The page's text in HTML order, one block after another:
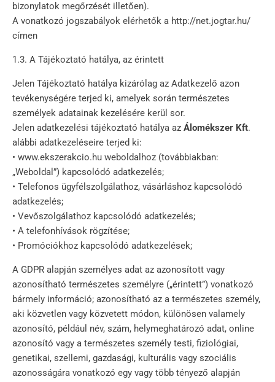
bizonylatok megőrzését illetően).
A vonatkozó jogszabályok elérhetők a http://net.jogtar.hu/
címen
1.3. A Tájékoztató hatálya, az érintett
Jelen Tájékoztató hatálya kizárólag az Adatkezelő azon
tevékenységére terjed ki, amelyek során természetes
személyek adatainak kezelésére kerül sor.
Jelen adatkezelési tájékoztató hatálya az Álomékszer Kft.
alábbi adatkezeléseire terjed ki:
• www.ekszerakcio.hu weboldalhoz (továbbiakban:
„Weboldal”) kapcsolódó adatkezelés;
• Telefonos ügyfélszolgálathoz, vásárláshoz kapcsolódó
adatkezelés;
• Vevőszolgálathoz kapcsolódó adatkezelés;
• A telefonhívások rögzítése;
• Promóciókhoz kapcsolódó adatkezelések;
A GDPR alapján személyes adat az azonosított vagy
azonosítható természetes személyre („érintett”) vonatkozó
bármely információ; azonosítható az a természetes személy,
aki közvetlen vagy közvetett módon, különösen valamely
azonosító, például név, szám, helymeghatározó adat, online
azonosító vagy a természetes személy testi, fiziológiai,
genetikai, szellemi, gazdasági, kulturális vagy szociális
azonosságára vonatkozó egy vagy több tényező alapján